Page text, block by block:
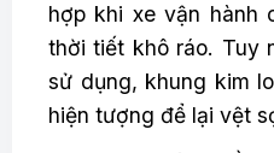
hợp khi xe vận hành
thời tiết khô ráo. Tuy
sử dụng, khung kim
hiện tượng để lại vệt